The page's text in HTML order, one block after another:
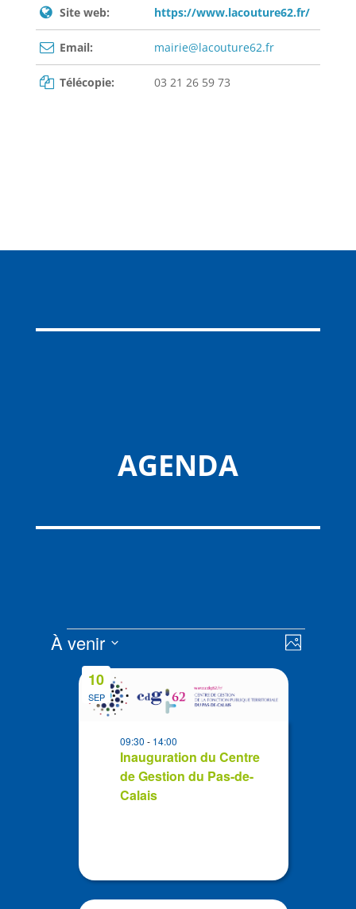
Site web: https://www.lacouture62.fr/
Email: mairie@lacouture62.fr
Télécopie: 03 21 26 59 73
AGENDA
Évènements de
Photo
À venir
Sélectionnez
List
events
SEP
10
Inauguration du Centre
de Gestion du Pas-de-
Calais
09:30- 14:00